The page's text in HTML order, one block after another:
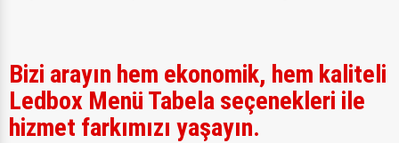
Bizi arayın hem ekonomik, hem kaliteli
Ledbox Menü Tabela seçenekleri ile
hizmet farkımızı yaşayın.